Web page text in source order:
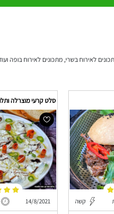
לאירוח בשרי, מתכונים לאירוח בופה
קשה
סלט קרעי מוצרלה
14/8/2021